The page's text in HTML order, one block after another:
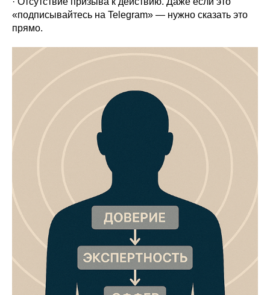
«подписывайтесь на Telegram» — нужно сказать это
прямо.